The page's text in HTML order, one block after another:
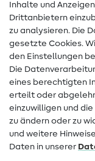
Kontakt
Infos zum
Widerrufsrecht
Beliebt
Stoffe
Inhalte und
Drittanbietern
zu analysieren. Die
gesetzte Cookies.
den Einstellungen
Die
eines berechtigten
erteilt oder
einzuwilligen und
zu ändern oder zu
und weitere
Daten in unserer